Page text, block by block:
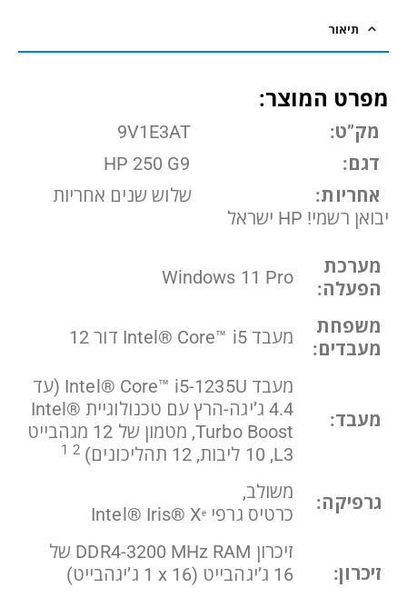
תיאור
מפרט המוצר:
מק”ט:
דגם:
HP 250 G9
אחריות: שלוש שנים אחריות
יבואן רשמי! HP ישראל
מערכת
הפעלה:
Windows 11 Pro
משפחת
מעבדים:
מעבד Intel® Core™ i5‎‏ דור 12
מעבד:
מעבד Intel® Core™ i5-1235U (עד
‎4.4 ג’יגה-הרץ עם טכנולוגיית Intel®
Turbo Boost‏, מטמון של 12 מגהבייט
L3‏, 10 ליבות, 12 תהליכונים)
1 2
גרפיקה:
משולב,
כרטיס גרפי Intel® Iris® Xᵉ
זיכרון:
זיכרון DDR4-3200 MHz RAM של
‎16 ג’יגהבייט‏ (1‎‎ x 16 ג’יגהבייט)